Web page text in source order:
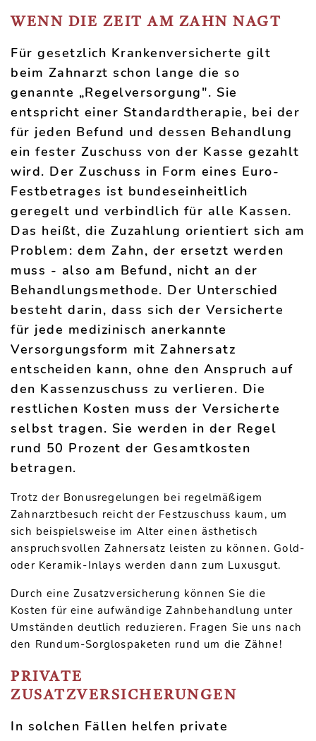
WENN DIE ZEIT AM ZAHN NAGT
Für gesetzlich Krankenversicherte gilt
beim Zahnarzt schon lange die so
genannte „Regelversorgung". Sie
entspricht einer Standardtherapie, bei der
für jeden Befund und dessen Behandlung
ein fester Zuschuss von der Kasse gezahlt
wird. Der Zuschuss in Form eines Euro-
Festbetrages ist bundeseinheitlich
geregelt und verbindlich für alle Kassen.
Das heißt, die Zuzahlung orientiert sich am
Problem: dem Zahn, der ersetzt werden
muss - also am Befund, nicht an der
Behandlungsmethode. Der Unterschied
besteht darin, dass sich der Versicherte
für jede medizinisch anerkannte
Versorgungsform mit Zahnersatz
entscheiden kann, ohne den Anspruch auf
den Kassenzuschuss zu verlieren. Die
restlichen Kosten muss der Versicherte
selbst tragen. Sie werden in der Regel
rund 50 Prozent der Gesamtkosten
betragen.
Trotz der Bonusregelungen bei regelmäßigem
Zahnarztbesuch reicht der Festzuschuss kaum, um
sich beispielsweise im Alter einen ästhetisch
anspruchsvollen Zahnersatz leisten zu können. Gold-
oder Keramik-Inlays werden dann zum Luxusgut.
Durch eine Zusatzversicherung können Sie die
Kosten für eine aufwändige Zahnbehandlung unter
Umständen deutlich reduzieren. Fragen Sie uns nach
den Rundum-Sorglospaketen rund um die Zähne!
PRIVATE
ZUSATZVERSICHERUNGEN
In solchen Fällen helfen private